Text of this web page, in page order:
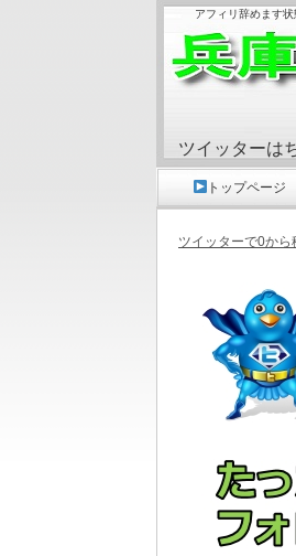
アフィリ辞めます
ツイッターで0か
ツイッターは
トップページ